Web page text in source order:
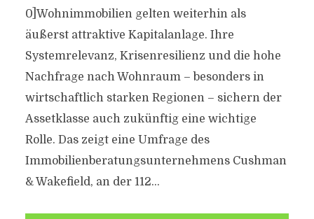
0]Wohnimmobilien gelten weiterhin als
äußerst attraktive Kapitalanlage. Ihre
Systemrelevanz, Krisenresilienz und die hohe
Nachfrage nach Wohnraum – besonders in
wirtschaftlich starken Regionen – sichern der
Assetklasse auch zukünftig eine wichtige
Rolle. Das zeigt eine Umfrage des
Immobilienberatungsunternehmens Cushman
& Wakefield, an der 112...